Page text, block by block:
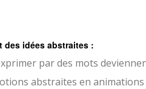
des idées abstraites :
par des mots
abstraites en